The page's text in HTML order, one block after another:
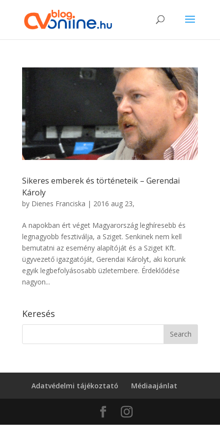
Sikeres emberek és történeteik – Gerendai
Károly
by Dienes Franciska | 2016 aug 23,
A napokban ért véget Magyarország leghíresebb és
legnagyobb fesztiválja, a Sziget. Senkinek nem kell
bemutatni az esemény alapítóját és a Sziget Kft.
ügyvezető igazgatóját, Gerendai Károlyt, aki korunk
egyik legbefolyásosabb üzletembere. Érdeklődése
nagyon...
Keresés
Adatvédelmi tájékoztató Médiaajánlat